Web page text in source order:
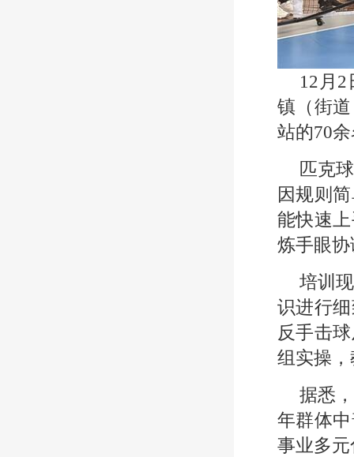
​12月
镇（街
站的70
匹克
因规则
能快速
炼手眼
培训
识进行
反手击
组实操
据悉
年群体
事业多